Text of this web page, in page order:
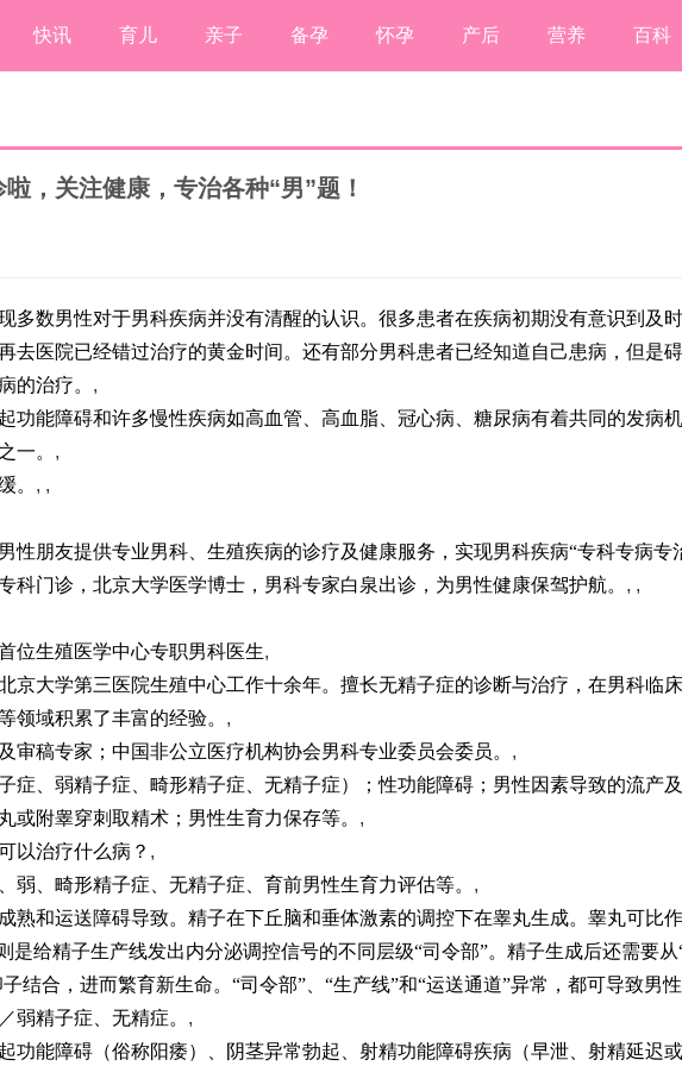
快讯 育儿 亲子 备孕 怀孕 产后 营养 百科
，关注健康，专治各种“男”题！
多数男性对于男科疾病并没有清醒的认识。很多患者在疾病初期没有意识到及
去医院已经错过治疗的黄金时间。还有部分男科患者已经知道自己患病，但是
的治疗。 ,
功能障碍和许多慢性疾病如高血管、高血脂、冠心病、糖尿病有着共同的发病机
一。 ,
。 , ,
性朋友提供专业男科、生殖疾病的诊疗及健康服务，实现男科疾病“专科专病专
科门诊，北京大学医学博士，男科专家白泉出诊，为男性健康保驾护航。 , ,
位生殖医学中心专职男科医生,
京大学第三医院生殖中心工作十余年。擅长无精子症的诊断与治疗，在男科临
领域积累了丰富的经验。 ,
审稿专家；中国非公立医疗机构协会男科专业委员会委员。 ,
症、弱精子症、畸形精子症、无精子症）；性功能障碍；男性因素导致的流产
或附睾穿刺取精术；男性生育力保存等。 ,
以治疗什么病？ ,
弱、畸形精子症、无精子症、育前男性生育力评估等。 ,
熟和运送障碍导致。精子在下丘脑和垂体激素的调控下在睾丸生成。睾丸可比
是给精子生产线发出内分泌调控信号的不同层级“司令部”。精子生成后还需要从
结合，进而繁育新生命。“司令部”、“生产线”和“运送通道”异常，都可导致男
弱精子症、无精症。 ,
功能障碍（俗称阳痿）、阴茎异常勃起、射精功能障碍疾病（早泄、射精延迟